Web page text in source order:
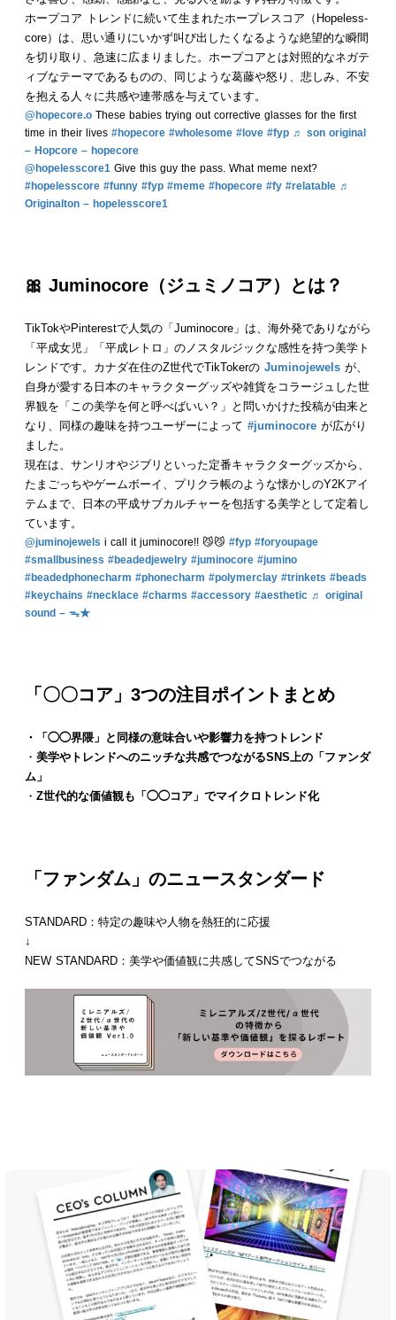
ホープコア トレンドに続いて生まれたホープレスコア（Hopeless-
core）は、思い通りにいかず叫び出したくなるような絶望的な瞬間
を切り取り、急速に広まりました。ホープコアとは対照的なネガテ
ィブなテーマであるものの、同じような葛藤や怒り、悲しみ、不安
を抱える人々に共感や連帯感を与えています。
@hopecore.o These babies trying out corrective glasses for the first
time in their lives #hopecore #wholesome #love #fyp ♬ son original
– Hopcore – hopecore
@hopelesscore1 Give this guy the pass. What meme next?
#hopelesscore #funny #fyp #meme #hopecore #fy #relatable ♬
Originalton – hopelesscore1
🎀 Juminocore （ジュミノコア）とは？
TikTokやPinterestで人気の「Juminocore」は、海外発でありながら
「平成女児」「平成レトロ」のノスタルジックな感性を持つ美学ト
レンドです。カナダ在住のZ世代でTikTokerの Juminojewels が、
自身が愛する日本のキャラクターグッズや雑貨をコラージュした世
界観を「この美学を何と呼べばいい？」と問いかけた投稿が由来と
なり、同様の趣味を持つユーザーによって #juminocore が広がり
ました。
現在は、サンリオやジブリといった定番キャラクターグッズから、
たまごっちやゲームボーイ、プリクラ帳のような懐かしのY2Kアイ
テムまで、日本の平成サブカルチャーを包括する美学として定着し
ています。
@juminojewels i call it juminocore!! 😼😼 #fyp #foryoupage
#smallbusiness #beadedjewelry #juminocore #jumino
#beadedphonecharm #phonecharm #polymerclay #trinkets #beads
#keychains #necklace #charms #accessory #aesthetic ♬ original
sound – ᯓ★
「〇〇コア」3つの注目ポイントまとめ
・「◯◯界隈」と同様の意味合いや影響力を持つトレンド
・ 美学やトレンドへのニッチな共感でつながるSNS上の「ファンダ
ム」
・ Z世代的な価値観も「◯◯コア」でマイクロトレンド化
「ファンダム」のニュースタンダード
STANDARD：特定の趣味や人物を熱狂的に応援
↓
NEW STANDARD：美学や価値観に共感してSNSでつながる